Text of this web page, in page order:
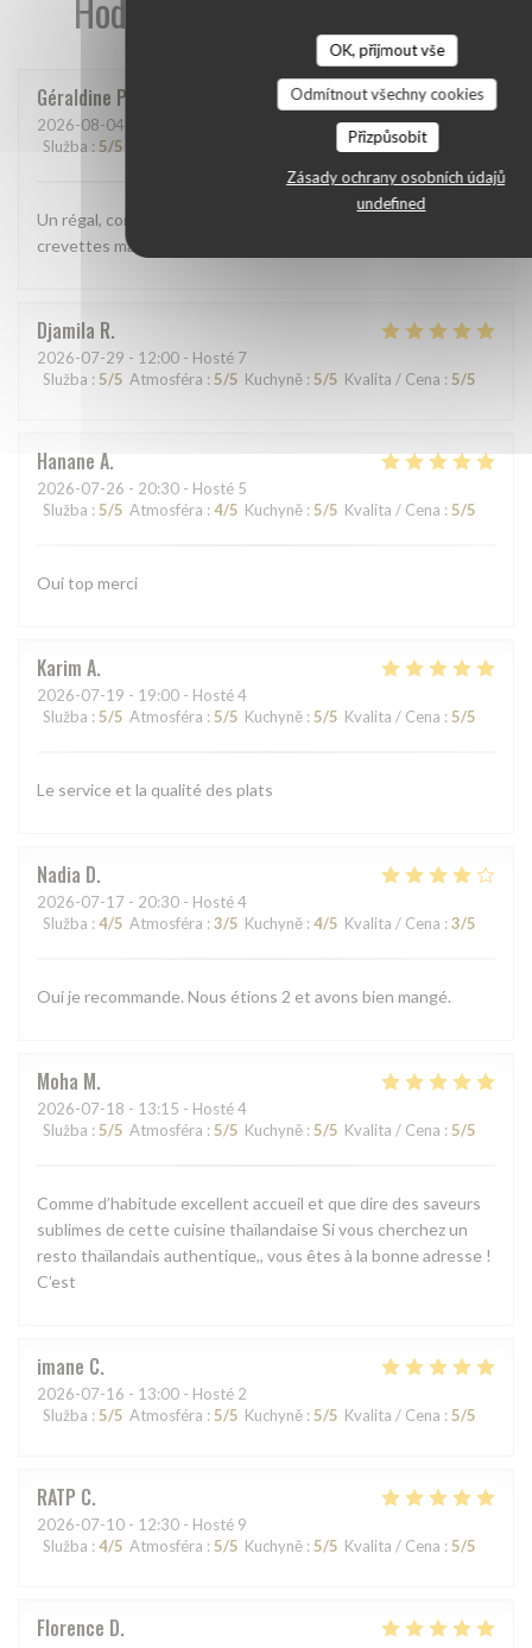
OK, přijmout vše
Odmítnout všechny cookies
Přizpůsobit
Zásady ochrany osobních údajů
undefined
Hodnocení našich zákazníků
Géraldine P
2026-08-04
Služba : 5/5 /5 Kvalita / Cena
Un régal, comme d'habitude. Cette fois ci j'ai pris la salade
crevettes mangue, délicieuse!
Djamila R
2026-07-29 - 12:00 - Hosté 7
Služba : 5/5 Atmosféra : 5/5 Kuchyně : 5/5 Kvalita / Cena : 5/5
Hanane A
2026-07-26 - 20:30 - Hosté 5
Služba : 5/5 Atmosféra : 4/5 Kuchyně : 5/5 Kvalita / Cena : 5/5
Oui top merci
Karim A
2026-07-19 - 19:00 - Hosté 4
Služba : 5/5 Atmosféra : 5/5 Kuchyně : 5/5 Kvalita / Cena : 5/5
Le service et la qualité des plats
Nadia D
2026-07-17 - 20:30 - Hosté 4
Služba : 4/5 Atmosféra : 3/5 Kuchyně : 4/5 Kvalita / Cena : 3/5
Oui je recommande. Nous étions 2 et avons bien mangé.
Moha M
2026-07-18 - 13:15 - Hosté 4
Služba : 5/5 Atmosféra : 5/5 Kuchyně : 5/5 Kvalita / Cena : 5/5
Comme d’habitude excellent accueil et que dire des saveurs
sublimes de cette cuisine thaïlandaise Si vous cherchez un
resto thaïlandais authentique,, vous êtes à la bonne adresse !
C’est
imane C
2026-07-16 - 13:00 - Hosté 2
Služba : 5/5 Atmosféra : 5/5 Kuchyně : 5/5 Kvalita / Cena : 5/5
RATP C
2026-07-10 - 12:30 - Hosté 9
Služba : 4/5 Atmosféra : 5/5 Kuchyně : 5/5 Kvalita / Cena : 5/5
Florence D